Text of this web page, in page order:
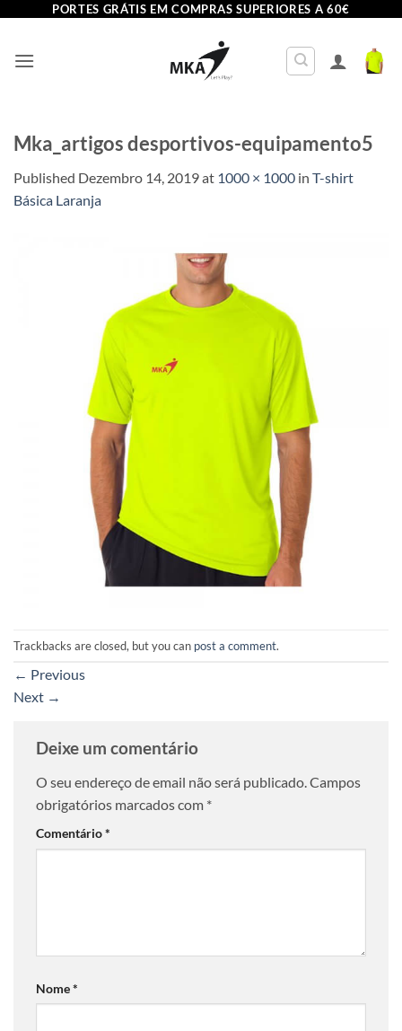
content
PORTES GRÁTIS EM COMPRAS SUPERIORES A 60€
Mka_artigos desportivos-equipamento5
Published Dezembro 14, 2019at 1000 × 1000 in T-shirt
Básica Laranja
Trackbacks are closed, but you can post a comment.
← Previous
Next →
Deixe um comentário
O seu endereço de email não será publicado.Campos
obrigatórios marcados com *
Comentário*
Nome*